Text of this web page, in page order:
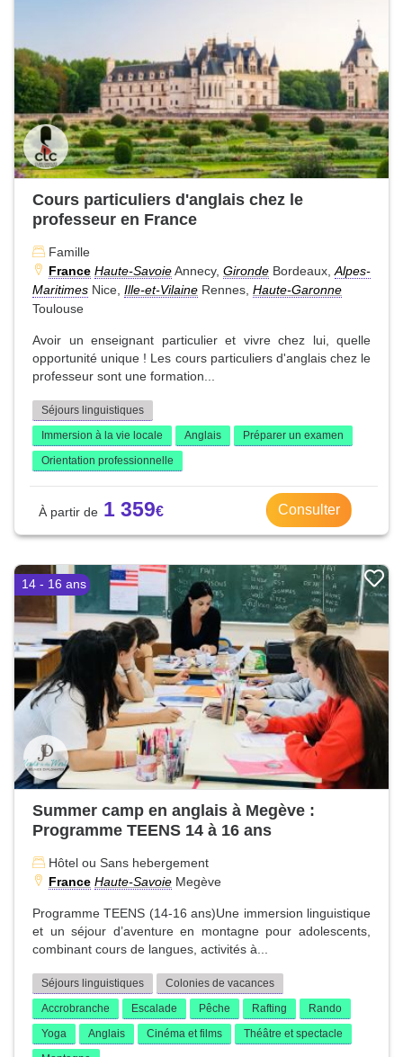
Cours particuliers d'anglais chez le
professeur en France
Famille
France Haute-SavoieAnnecy, Gironde Bordeaux, Alpes-
Maritimes Nice, Ille-et-Vilaine Rennes, Haute-Garonne
Toulouse
Avoir un enseignant particulier et vivre chez lui, quelle
opportunité unique ! Les cours particuliers d'anglais chez le
professeur sont une formation...
Séjours linguistiques
Immersion à la vie locale
Anglais
Préparer un examen
Orientation professionnelle
1 359 Consulter
14 - 16 ans
Summer camp en anglais à Megève :
Programme TEENS 14 à 16 ans
Hôtel ou Sans hebergement
France Haute-Savoie Megève
Programme TEENS (14-16 ans)Une immersion linguistique
et un séjour d’aventure en montagne pour adolescents,
combinant cours de langues, activités à...
Séjours linguistiques
Colonies de vacances
Accrobranche
Escalade Pêche Rafting
Rando
Yoga
Anglais Cinéma et films
Théâtre et spectacle